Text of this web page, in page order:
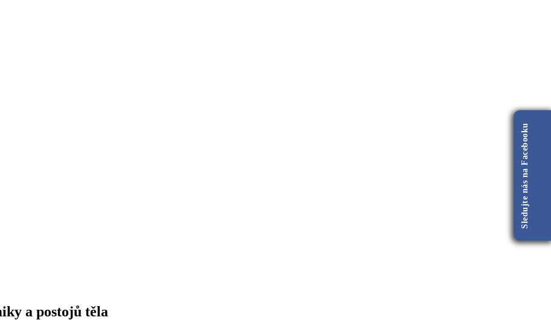
a postojů těla
Sledujte nás na Facebooku